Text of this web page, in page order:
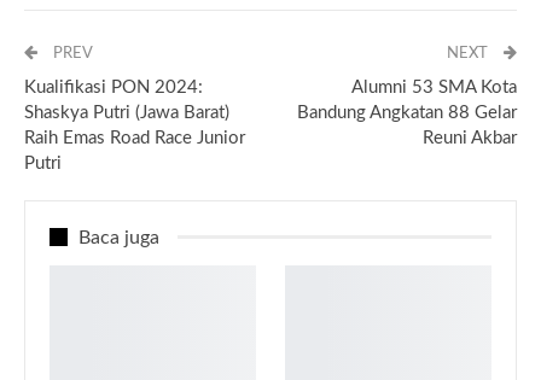
PREV
Kualifikasi PON 2024:
Shaskya Putri (Jawa Barat)
Raih Emas Road Race Junior
Putri
NEXT
Alumni 53 SMA Kota
Bandung Angkatan 88 Gelar
Reuni Akbar
Baca juga